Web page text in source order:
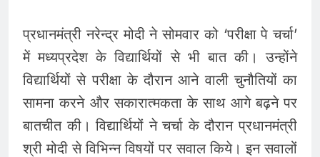
प्रधानमंत्री नरेन्द्र मोदी ने सोमवार को ‘परीक्षा पे चर्चा’
में मध्यप्रदेश के विद्यार्थियों से भी बात की। उन्होंने
विद्यार्थियों से परीक्षा के दौरान आने वाली चुनौतियों का
सामना करने और सकारात्मकता के साथ आगे बढ़ने पर
बातचीत की। विद्यार्थियों ने चर्चा के दौरान प्रधानमंत्री
श्री मोदी से विभिन्न विषयों पर सवाल किये। इन सवालों